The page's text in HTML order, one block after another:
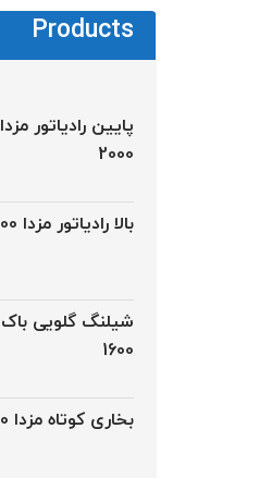
Products
پایین رادیاتور مزدا
2000
بالا رادیاتور مزدا 2000
شیلنگ گلویی باک
1600
بخاری کوتاه مزدا 1600